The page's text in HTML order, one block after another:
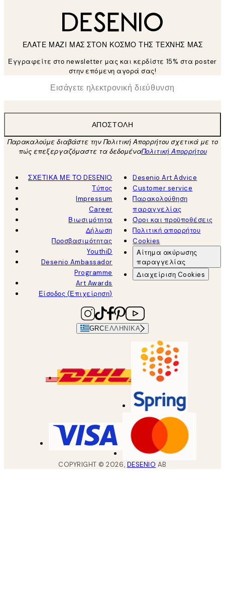
ΕΛΑΤΕ ΜΑΖΙ ΜΑΣ ΣΤΟΝ ΚΟΣΜΟ ΤΗΣ ΤΕΧΝΗΣ ΜΑΣ
Εγγραφείτε στο newsletter μας και κερδίστε 15% στα poster
στην επόμενη αγορά σας!
Ηλεκτρονική Διεύθυνση
ΑΠΟΣΤΟΛΉ
Παρακαλούμε διαβάστε την Πολιτική Απορρήτου σχετικά με το
πώς επεξεργαζόμαστε τα δεδομέναΠολιτική Απορρήτου
ΣΧΕΤΙΚΑ ΜΕ ΤΟ DESENIO
Τύπος
Impressum
Career
Βιωσιμότητα
Δήλωση
Προσβασιμότητας
YouthiD
Desenio Ambassador
Programme
Art Awards
Είσοδος (Επιχείρηση)
Desenio Art Advice
Customer service
Παρακολούθηση
παραγγελίας
Όροι και προϋποθέσεις
Πολιτική απορρήτου
Cookies
Αίτημα ακύρωσης
παραγγελίας
Διαχείριση Cookies
GRC ΕΛΛΗΝΙΚΆ
COPYRIGHT ©2026, DESENIO AB